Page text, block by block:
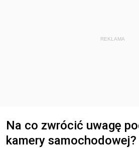
REKLAMA
Na co zwrócić uwagę
kamery samochodowej?